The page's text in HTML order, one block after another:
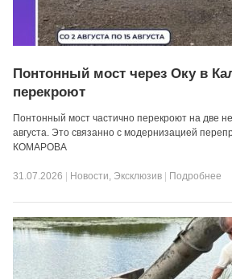
Понтонный мост через Оку в
перекроют
Понтонный мост частично перекроют на две
августа. Это связанно с модернизацией
КОМАРОВА
31.07.2026 Новости, Эксклюзив Подробнее